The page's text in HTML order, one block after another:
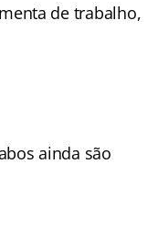
de trabalho,
ainda são